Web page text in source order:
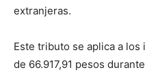
extranjeras.
Este tributo se aplica a
de 66.917,91 pesos